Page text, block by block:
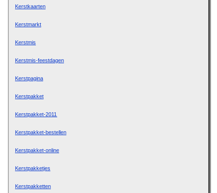
Kerstkaarten
Kerstmarkt
Kerstmis
Kerstmis-feestdagen
Kerstpagina
Kerstpakket
Kerstpakket-2011
Kerstpakket-bestellen
Kerstpakket-online
Kerstpakketjes
Kerstpakketten